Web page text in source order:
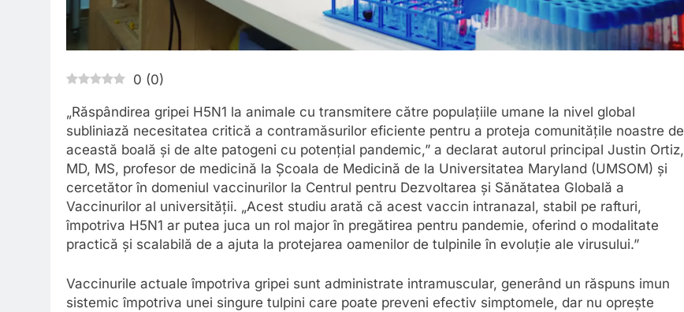
0 (0)
„Răspândirea gripei H5N1 la animale cu transmitere către populațiile umane la nivel global
subliniază necesitatea critică a contramăsurilor eficiente pentru a proteja comunitățile noastre de
această boală și de alte patogeni cu potențial pandemic,” a declarat autorul principal Justin Ortiz,
MD, MS, profesor de medicină la Școala de Medicină de la Universitatea Maryland (UMSOM) și
cercetător în domeniul vaccinurilor la Centrul pentru Dezvoltarea și Sănătatea Globală a
Vaccinurilor al universității. „Acest studiu arată că acest vaccin intranazal, stabil pe rafturi,
împotriva H5N1 ar putea juca un rol major în pregătirea pentru pandemie, oferind o modalitate
practică și scalabilă de a ajuta la protejarea oamenilor de tulpinile în evoluție ale virusului.”
Vaccinurile actuale împotriva gripei sunt administrate intramuscular, generând un răspuns imun
sistemic împotriva unei singure tulpini care poate preveni efectiv simptomele, dar nu oprește